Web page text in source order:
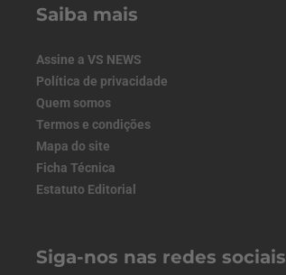
Saiba mais
Assine a VS NEWS
Política de privacidade
Quem somos
Termos e condições
Mapa do site
Ficha Técnica
Estatuto Editorial
Siga-nos nas redes sociais